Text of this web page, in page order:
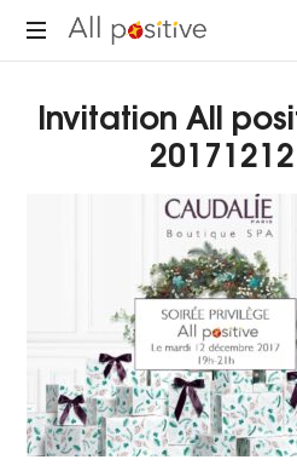
All
pour
se
Invitation All